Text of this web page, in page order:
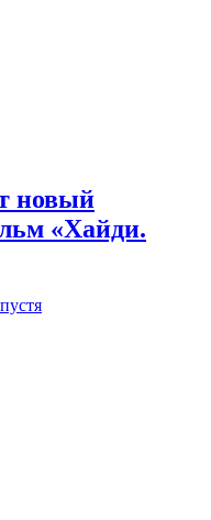
новый
«Хайди.